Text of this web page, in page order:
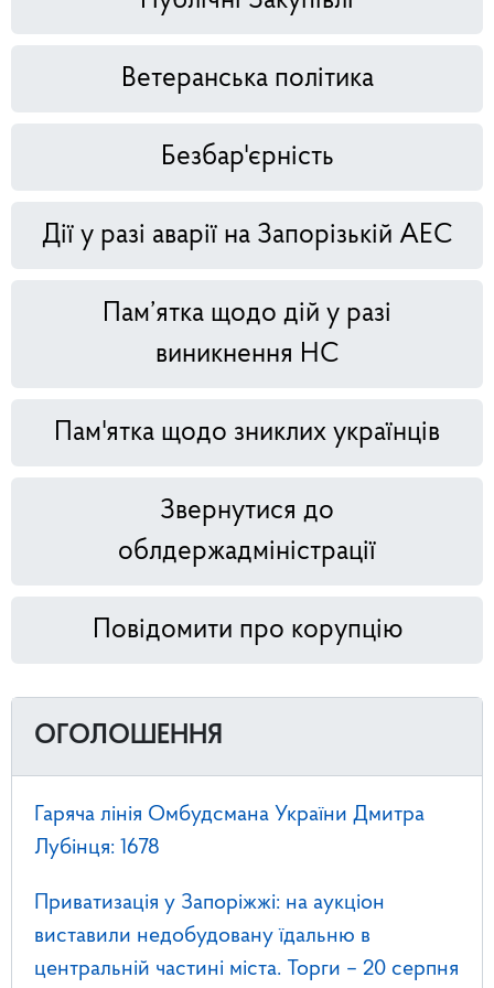
Ветеранська політика
Безбар'єрність
Дії у разі аварії на Запорізькій АЕС
Пам’ятка щодо дій у разі
виникнення НС
Пам'ятка щодо зниклих українців
Звернутися до
облдержадміністрації
Повідомити про корупцію
ОГОЛОШЕННЯ
Гаряча лінія Омбудсмана України Дмитра
Лубінця: 1678
Приватизація у Запоріжжі: на аукціон
виставили недобудовану їдальню в
центральній частині міста. Торги – 20 серпня